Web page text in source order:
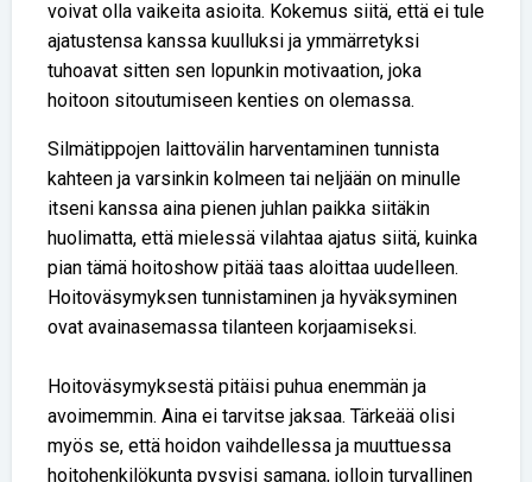
voivat olla vaikeita asioita. Kokemus siitä, että ei tule
ajatustensa kanssa kuulluksi ja ymmärretyksi
tuhoavat sitten sen lopunkin motivaation, joka
hoitoon sitoutumiseen kenties on olemassa.
Silmätippojen laittovälin harventaminen tunnista
kahteen ja varsinkin kolmeen tai neljään on minulle
itseni kanssa aina pienen juhlan paikka siitäkin
huolimatta, että mielessä vilahtaa ajatus siitä, kuinka
pian tämä hoitoshow pitää taas aloittaa uudelleen.
Hoitoväsymyksen tunnistaminen ja hyväksyminen
ovat avainasemassa tilanteen korjaamiseksi.
Hoitoväsymyksestä pitäisi puhua enemmän ja
avoimemmin. Aina ei tarvitse jaksaa. Tärkeää olisi
myös se, että hoidon vaihdellessa ja muuttuessa
hoitohenkilökunta pysyisi samana, jolloin turvallinen